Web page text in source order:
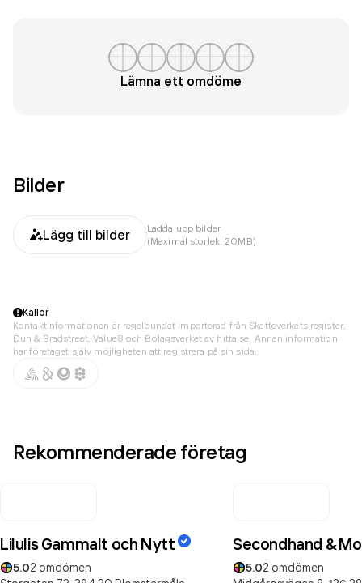
Lämna ett omdöme
Bilder
Lägg till bilder
Ladda upp bilder
(Maximal storlek: 20MB)
Källor
Kontaktinformationen är regelbundet importerad från Skatteverkets register,
Dun & Bradstreet, Value8 och Bolagsverket av hitta.se. Annan information
har företaget själv möjligheten att registrera på sin sida.
Rekommenderade företag
Lilulis Gammalt och Nytt
5.02 omdömen
Secondhand &
5.02 omdömen